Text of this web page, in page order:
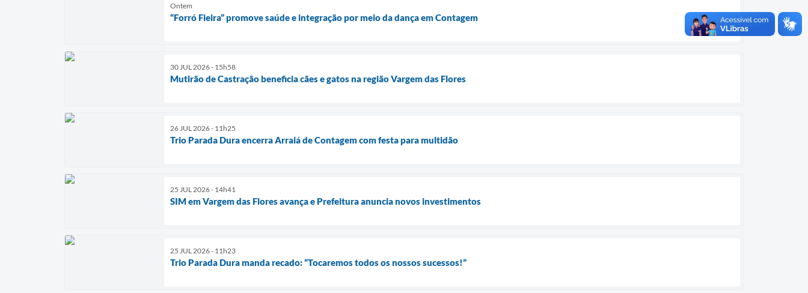
Ontem
“Forró Fieira” promove saúde e integração por meio da dança em Contagem
30 JUL 2026 - 15h58
Mutirão de Castração beneficia cães e gatos na região Vargem das Flores
26 JUL 2026 - 11h25
Trio Parada Dura encerra Arraiá de Contagem com festa para multidão
25 JUL 2026 - 14h41
SIM em Vargem das Flores avança e Prefeitura anuncia novos investimentos
25 JUL 2026 - 11h23
Trio Parada Dura manda recado: “Tocaremos todos os nossos sucessos!”